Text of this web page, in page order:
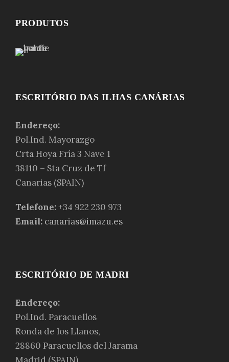
PRODUTOS
ESCRITÓRIO DAS ILHAS CANÁRIAS
Endereço:
Pol.Ind. Mayorazgo
Crta Hoya Fría 3 Nave 1
38110 – Sta Cruz de Tf
Canarias (SPAIN)
Telefone:+34 922 230 973
Email: canarias@imazu.es
ESCRITÓRIO DE MADRI
Endereço:
Pol.Ind. Paracuellos
Ronda de los Llanos,
28860 Paracuellos del Jarama